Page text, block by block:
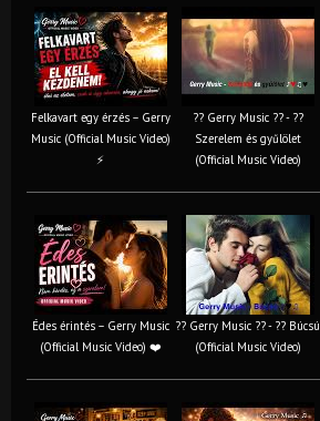
Felkavart egy érzés – Gerry
Music (Official Music Video)
⚡
?? Gerry Music ?? - ??
Szerelem és gyűlölet
(Official Music Video)
Édes érintés – Gerry Music
(Official Music Video) ❤️
?? Gerry Music ?? - ?? Búcsú
(Official Music Video)